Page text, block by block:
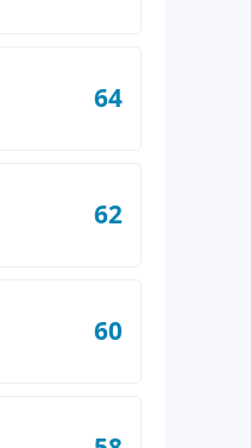
64
62
60